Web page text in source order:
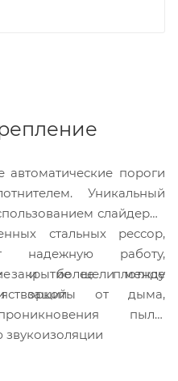
автоматические пороги
Уникальный
слайдеров
стальных рессор,
надежную работу,
и более плотное
створкой.
закрытие щели между
защиты от дыма,
пыли,
звукоизоляции